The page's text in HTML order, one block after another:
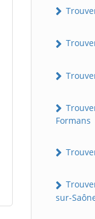
Formans
sur-